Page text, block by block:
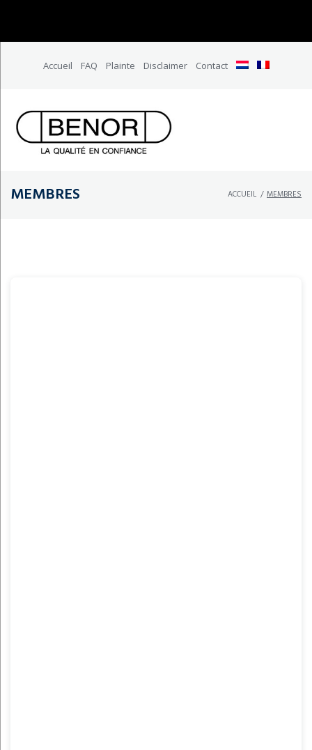
Accueil FAQ Plainte Disclaimer Contact
MEMBRES ACCUEIL / MEMBRES